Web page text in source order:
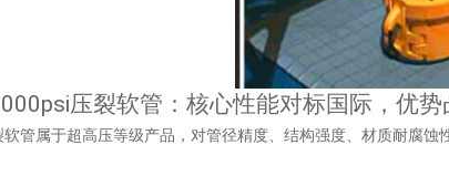
压裂软管：核心性能对标国际，优势
管属于超高压等级产品，对管径精度、结构强度、材质耐腐